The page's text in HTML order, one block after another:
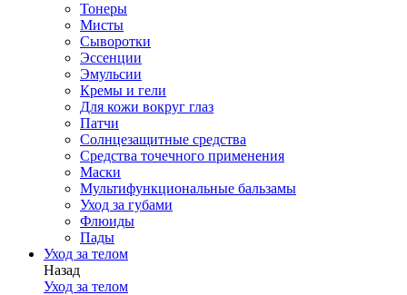
Тонеры
Мисты
Сыворотки
Эссенции
Эмульсии
Кремы и гели
Для кожи вокруг глаз
Патчи
Солнцезащитные средства
Средства точечного применения
Маски
Мультифункциональные бальзамы
Уход за губами
Флюиды
Пады
Уход за телом
Назад
Уход за телом